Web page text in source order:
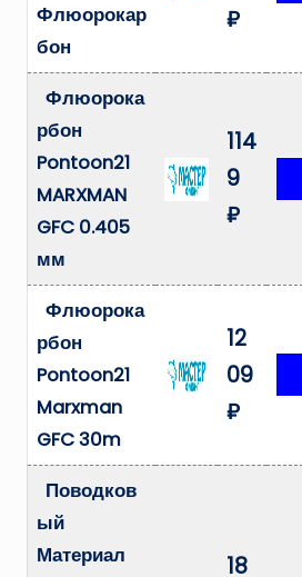
Флюорокар
бон
₽
Флюорока
рбон
Pontoon21
MARXMAN
GFC 0.405
мм
114
9
₽
Флюорока
рбон
Pontoon21
Marxman
GFC 30m
12
09
₽
Поводков
ый
Материал
18